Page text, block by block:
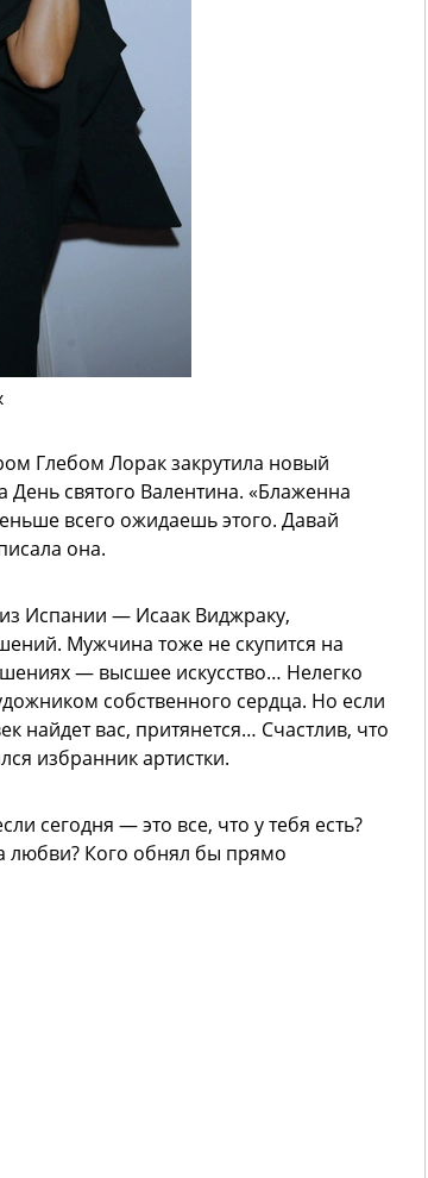
Глебом Лорак закрутила новый
святого Валентина. «Блаженна
всего ожидаешь этого. Давай
она.
из Испании — Исаак Виджраку,
Мужчина тоже не скупится на
— высшее искусство… Нелегко
собственного сердца. Но если
найдет вас, притянется… Счастлив, что
избранник артистки.
сегодня — это все, что у тебя есть?
любви? Кого обнял бы прямо